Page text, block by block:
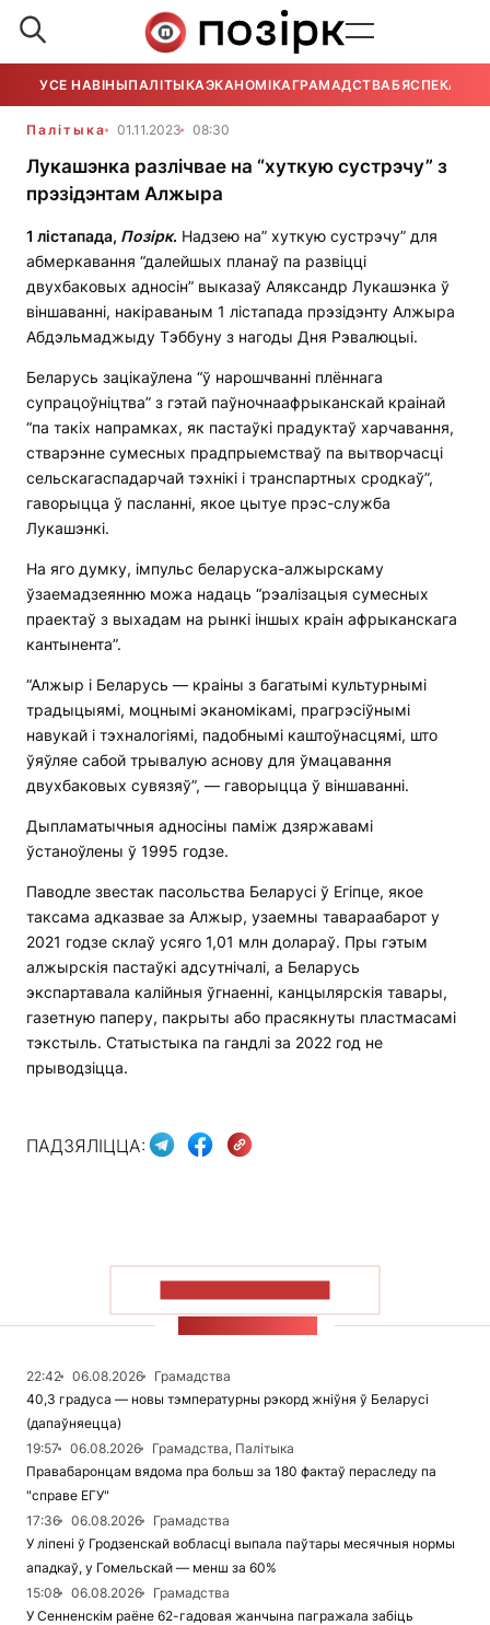
УСЕ НАВІНЫПАЛІТЫКАЭКАНОМІКАГРАМАДСТВАБЯСПЕКА
Палітыка 01.11.2023 08:30
Лукашэнка разлічвае на “хуткую сустрэчу” з
прэзідэнтам Алжыра
1 лістапада, Позірк. Надзею на” хуткую сустрэчу” для
абмеркавання “далейшых планаў па развіцці
двухбаковых адносін” выказаў Аляксандр Лукашэнка ў
віншаванні, накіраваным 1 лістапада прэзідэнту Алжыра
Абдэльмаджыду Тэббуну з нагоды Дня Рэвалюцыі.
Беларусь зацікаўлена “ў нарошчванні плённага
супрацоўніцтва” з гэтай паўночнаафрыканскай краінай
“па такіх напрамках, як пастаўкі прадуктаў харчавання,
стварэнне сумесных прадпрыемстваў па вытворчасці
сельскагаспадарчай тэхнікі і транспартных сродкаў”,
гаворыцца ў пасланні, якое цытуе прэс-служба
Лукашэнкі.
На яго думку, імпульс беларуска-алжырскаму
ўзаемадзеянню можа надаць “рэалізацыя сумесных
праектаў з выхадам на рынкі іншых краін афрыканскага
кантынента”.
“Алжыр і Беларусь — краіны з багатымі культурнымі
традыцыямі, моцнымі эканомікамі, прагрэсіўнымі
навукай і тэхналогіямі, падобнымі каштоўнасцямі, што
ўяўляе сабой трывалую аснову для ўмацавання
двухбаковых сувязяў”, — гаворыцца ў віншаванні.
Дыпламатычныя адносіны паміж дзяржавамі
ўстаноўлены ў 1995 годзе.
Паводле звестак пасольства Беларусі ў Егіпце, якое
таксама адказвае за Алжыр, узаемны тавараабарот у
2021 годзе склаў усяго 1,01 млн долараў. Пры гэтым
алжырскія пастаўкі адсутнічалі, а Беларусь
экспартавала калійныя ўгнаенні, канцылярскія тавары,
газетную паперу, пакрыты або прасякнуты пластмасамі
тэкстыль. Статыстыка па гандлі за 2022 год не
прыводзіцца.
ПАДЗЯЛІЦЦА:
22:42 06.08.2026
Грамадства
40,3 градуса — новы тэмпературны рэкорд жніўня ў Беларусі
(дапаўняецца)
19:57
06.08.2026
Грамадства, Палітыка
Правабаронцам вядома пра больш за 180 фактаў пераследу па
"справе ЕГУ"
17:36
06.08.2026
Грамадства
У ліпені ў Гродзенскай вобласці выпала паўтары месячныя нормы
ападкаў, у Гомельскай — менш за 60%
15:08
06.08.2026
Грамадства
У Сенненскім раёне 62-гадовая жанчына пагражала забіць